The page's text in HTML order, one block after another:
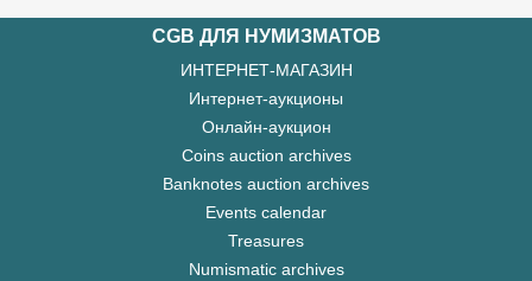
CGB ДЛЯ НУМИЗМАТОВ
ИНТЕРНЕТ-МАГАЗИН
Интернет-аукционы
Онлайн-аукцион
Coins auction archives
Banknotes auction archives
Events calendar
Treasures
Numismatic archives